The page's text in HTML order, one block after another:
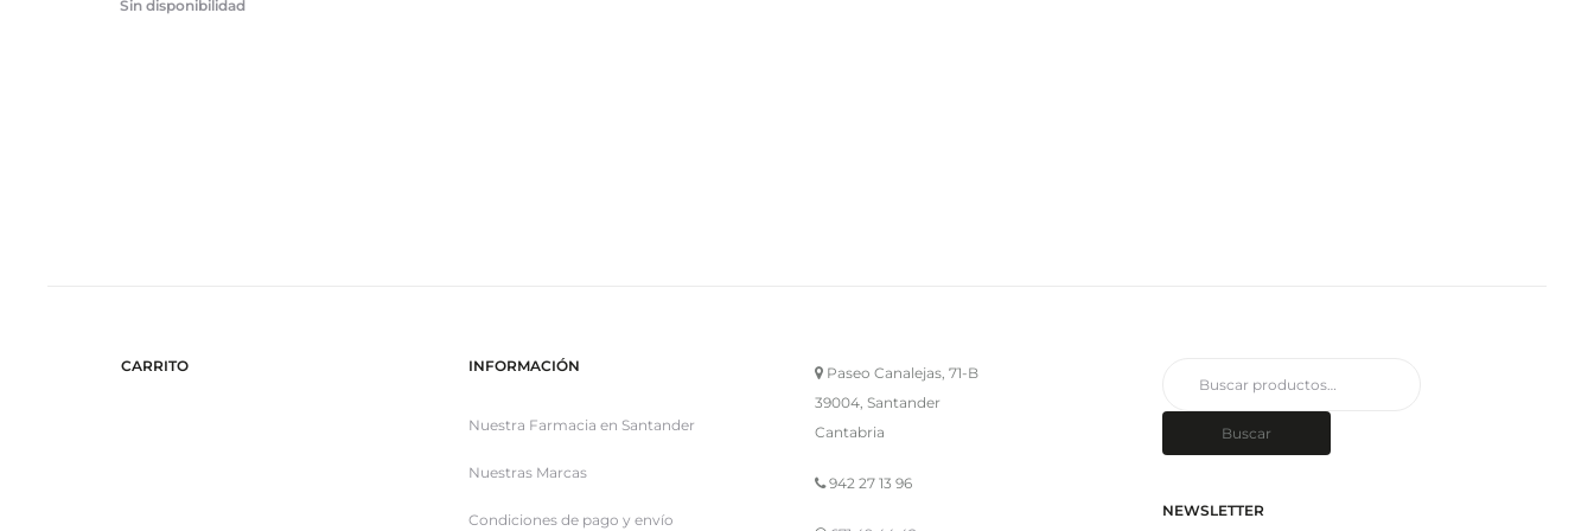
Sin disponibilidad
CARRITO INFORMACIÓN
Nuestra Farmacia en Santander
Nuestras Marcas
Condiciones de pago y envío
Paseo Canalejas, 71-B
39004, Santander
Cantabria
942 27 13 96
Buscar
NEWSLETTER